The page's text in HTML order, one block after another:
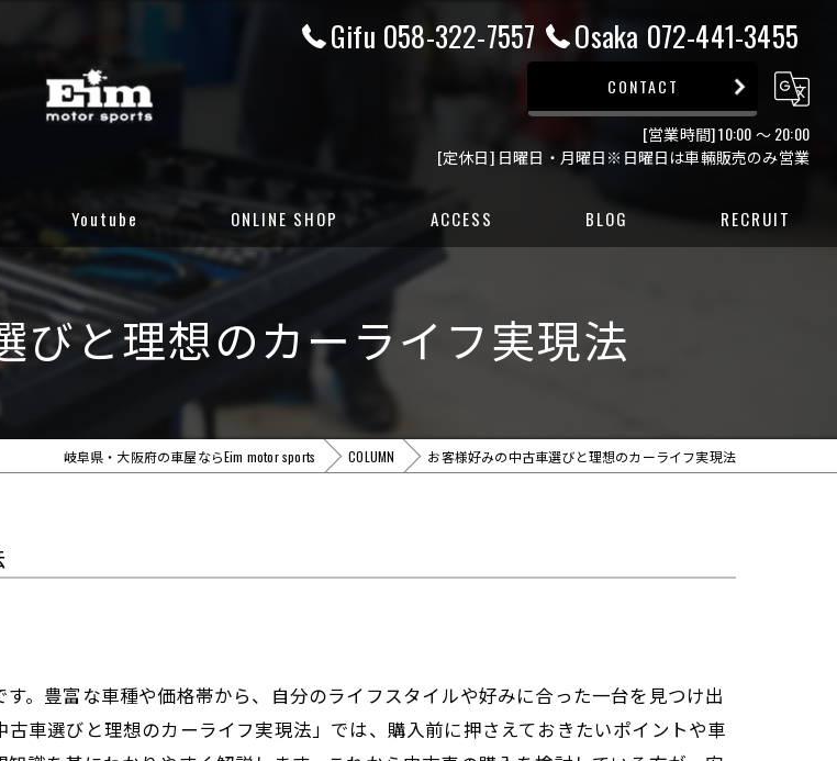
Gifu 058-322-7557 Osaka 072-441-3455
CONTACT
[営業時間] 10:00 ～ 20:00
[定休日] 日曜日・月曜日※日曜日は車輛販売のみ営業
Youtube ONLINE SHOP
岐阜店グーネット
大阪店カーセンサー
大阪店グーネット
ACCESS BLOG RECRUIT
びと理想のカーライフ実現法
岐阜県・大阪府の車屋ならEim motor sports COLUMN お客様好みの中古車選びと理想のカーライフ実現法
。豊富な車種や価格帯から、自分のライフスタイルや好みに合った一台を見つけ出
車選びと理想のカーライフ実現法」では、購入前に押さえておきたいポイントや車